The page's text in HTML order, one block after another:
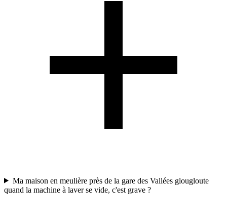
Ma maison en meulière près de la gare des Vallées glougloute
quand la machine à laver se vide, c'est grave ?